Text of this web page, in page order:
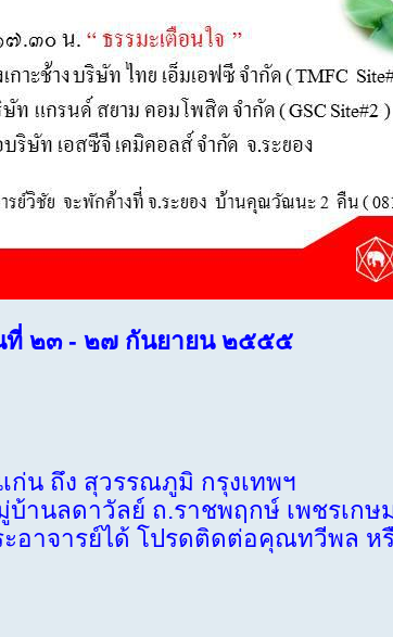
ที่ ๒๓ - ๒๗ กันยายน ๒๕๕๕
น ถึง สุวรรณภูมิ กรุงเทพฯ
ดาวัลย์ ถ.ราชพฤกษ์ เพชรเกษ
อาจารย์ได้ โปรดติดต่อคุณทวีพล